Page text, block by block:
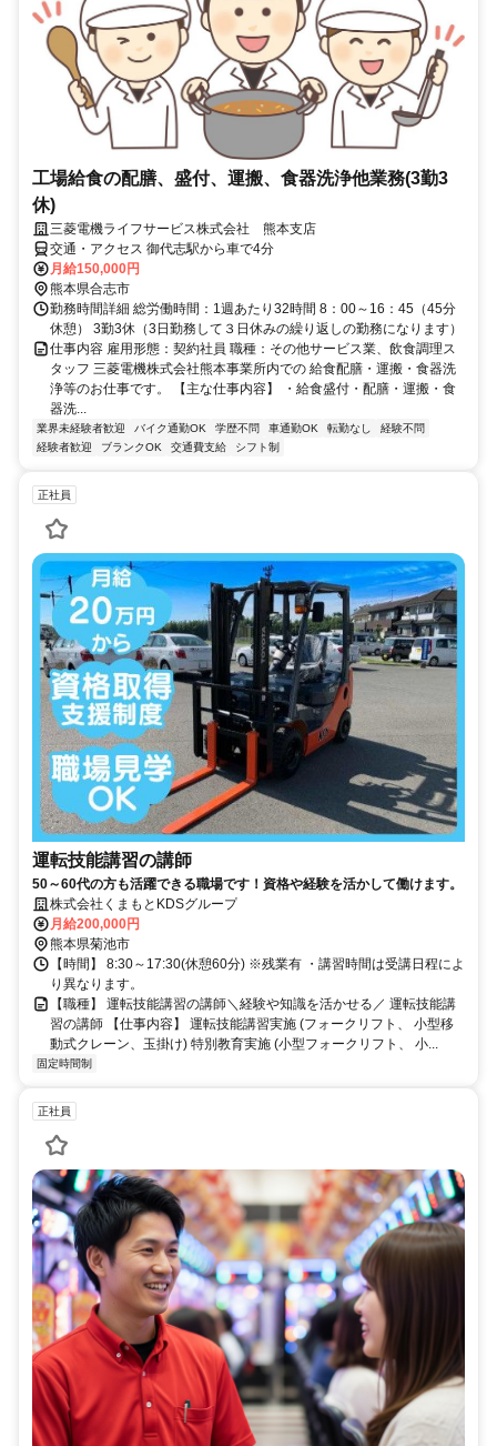
工場給食の配膳、盛付、運搬、食器洗浄他業務(3勤3
休)
三菱電機ライフサービス株式会社 熊本支店
交通・アクセス 御代志駅から車で4分
月給150,000円
熊本県合志市
勤務時間詳細 総労働時間：1週あたり32時間 8：00～16：45（45分
休憩） 3勤3休（3日勤務して３日休みの繰り返しの勤務になります）
仕事内容 雇用形態：契約社員 職種：その他サービス業、飲食調理ス
タッフ 三菱電機株式会社熊本事業所内での 給食配膳・運搬・食器洗
浄等のお仕事です。 【主な仕事内容】 ・給食盛付・配膳・運搬・食
器洗...
業界未経験者歓迎 バイク通勤OK 学歴不問 車通勤OK 転勤なし
経験不問
経験者歓迎
ブランクOK 交通費支給 シフト制
正社員
運転技能講習の講師
50～60代の方も活躍できる職場です！資格や経験を活かして働けます。
株式会社くまもとKDSグループ
月給200,000円
熊本県菊池市
【時間】 8:30～17:30(休憩60分) ※残業有 ・講習時間は受講日程によ
り異なります。
【職種】 運転技能講習の講師＼経験や知識を活かせる／ 運転技能講
習の講師 【仕事内容】 運転技能講習実施 (フォークリフト、 小型移
動式クレーン、玉掛け) 特別教育実施 (小型フォークリフト、 小...
固定時間制
正社員